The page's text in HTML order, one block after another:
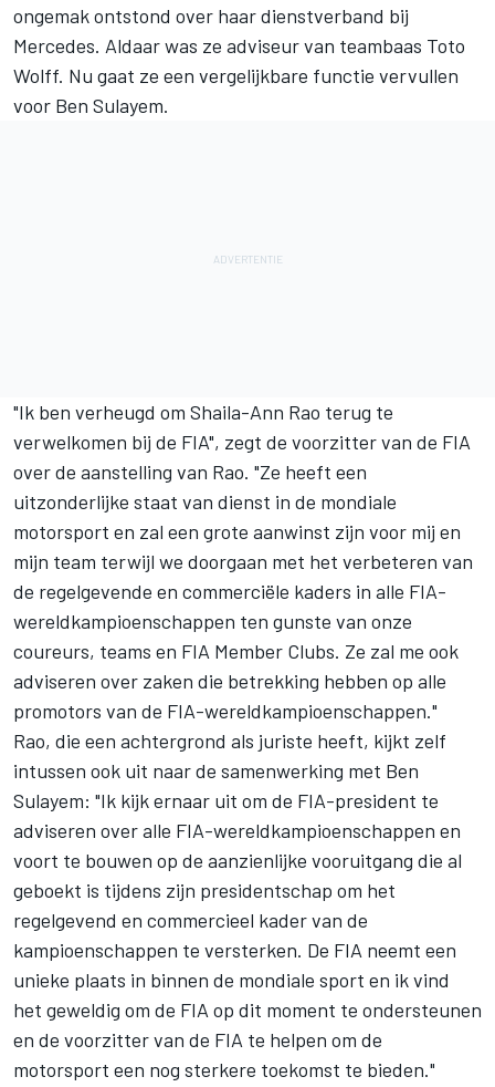
ongemak ontstond over haar dienstverband bij
Mercedes. Aldaar was ze adviseur van teambaas Toto
Wolff. Nu gaat ze een vergelijkbare functie vervullen
voor Ben Sulayem.
"Ik ben verheugd om Shaila-Ann Rao terug te
verwelkomen bij de FIA", zegt de voorzitter van de FIA
over de aanstelling van Rao. "Ze heeft een
uitzonderlijke staat van dienst in de mondiale
motorsport en zal een grote aanwinst zijn voor mij en
mijn team terwijl we doorgaan met het verbeteren van
de regelgevende en commerciële kaders in alle FIA-
wereldkampioenschappen ten gunste van onze
coureurs, teams en FIA Member Clubs. Ze zal me ook
adviseren over zaken die betrekking hebben op alle
promotors van de FIA-wereldkampioenschappen."
Rao, die een achtergrond als juriste heeft, kijkt zelf
intussen ook uit naar de samenwerking met Ben
Sulayem: "Ik kijk ernaar uit om de FIA-president te
adviseren over alle FIA-wereldkampioenschappen en
voort te bouwen op de aanzienlijke vooruitgang die al
geboekt is tijdens zijn presidentschap om het
regelgevend en commercieel kader van de
kampioenschappen te versterken. De FIA neemt een
unieke plaats in binnen de mondiale sport en ik vind
het geweldig om de FIA op dit moment te ondersteunen
en de voorzitter van de FIA te helpen om de
motorsport een nog sterkere toekomst te bieden."